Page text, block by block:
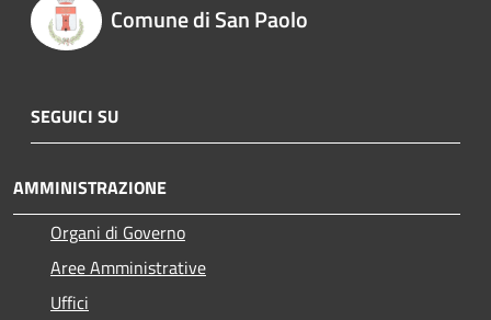
Comune di San Paolo
SEGUICI SU
AMMINISTRAZIONE
Organi di Governo
Aree Amministrative
Uffici